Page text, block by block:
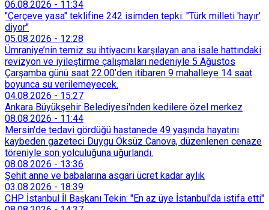
06.08.2026 - 11:34
"Çerçeve yasa" teklifine 242 isimden tepki: "Türk milleti 'hayır'
diyor"
05.08.2026 - 12:28
Ümraniye’nin temiz su ihtiyacını karşılayan ana isale hattındaki
revizyon ve iyileştirme çalışmaları nedeniyle 5 Ağustos
Çarşamba günü saat 22.00’den itibaren 9 mahalleye 14 saat
boyunca su verilemeyecek.
04.08.2026 - 15:27
Ankara Büyükşehir Belediyesi'nden kedilere özel merkez
08.08.2026 - 11:44
Mersin'de tedavi gördüğü hastanede 49 yaşında hayatını
kaybeden gazeteci Duygu Öksüz Canova, düzenlenen cenaze
töreniyle son yolculuğuna uğurlandı.
08.08.2026 - 13:36
Şehit anne ve babalarına asgari ücret kadar aylık
03.08.2026 - 18:39
CHP İstanbul İl Başkanı Tekin: "En az üye İstanbul’da istifa etti"